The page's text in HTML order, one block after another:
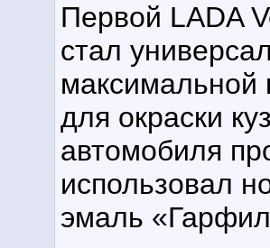
Первой LADA
стал
максимальной
для окраски
автомобиля
использовал
эмаль